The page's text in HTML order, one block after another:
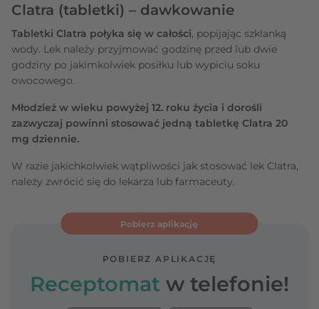
Clatra (tabletki) – dawkowanie
Tabletki Clatra połyka się w całości, popijając szklanką
wody. Lek należy przyjmować godzinę przed lub dwie
godziny po jakimkolwiek posiłku lub wypiciu soku
owocowego.
Młodzież w wieku powyżej 12. roku życia i dorośli
zazwyczaj powinni stosować jedną tabletkę Clatra 20
mg dziennie.
W razie jakichkolwiek wątpliwości jak stosować lek Clatra,
należy zwrócić się do lekarza lub farmaceuty.
Pobierz aplikację
POBIERZ APLIKACJĘ
Receptomat w telefonie!